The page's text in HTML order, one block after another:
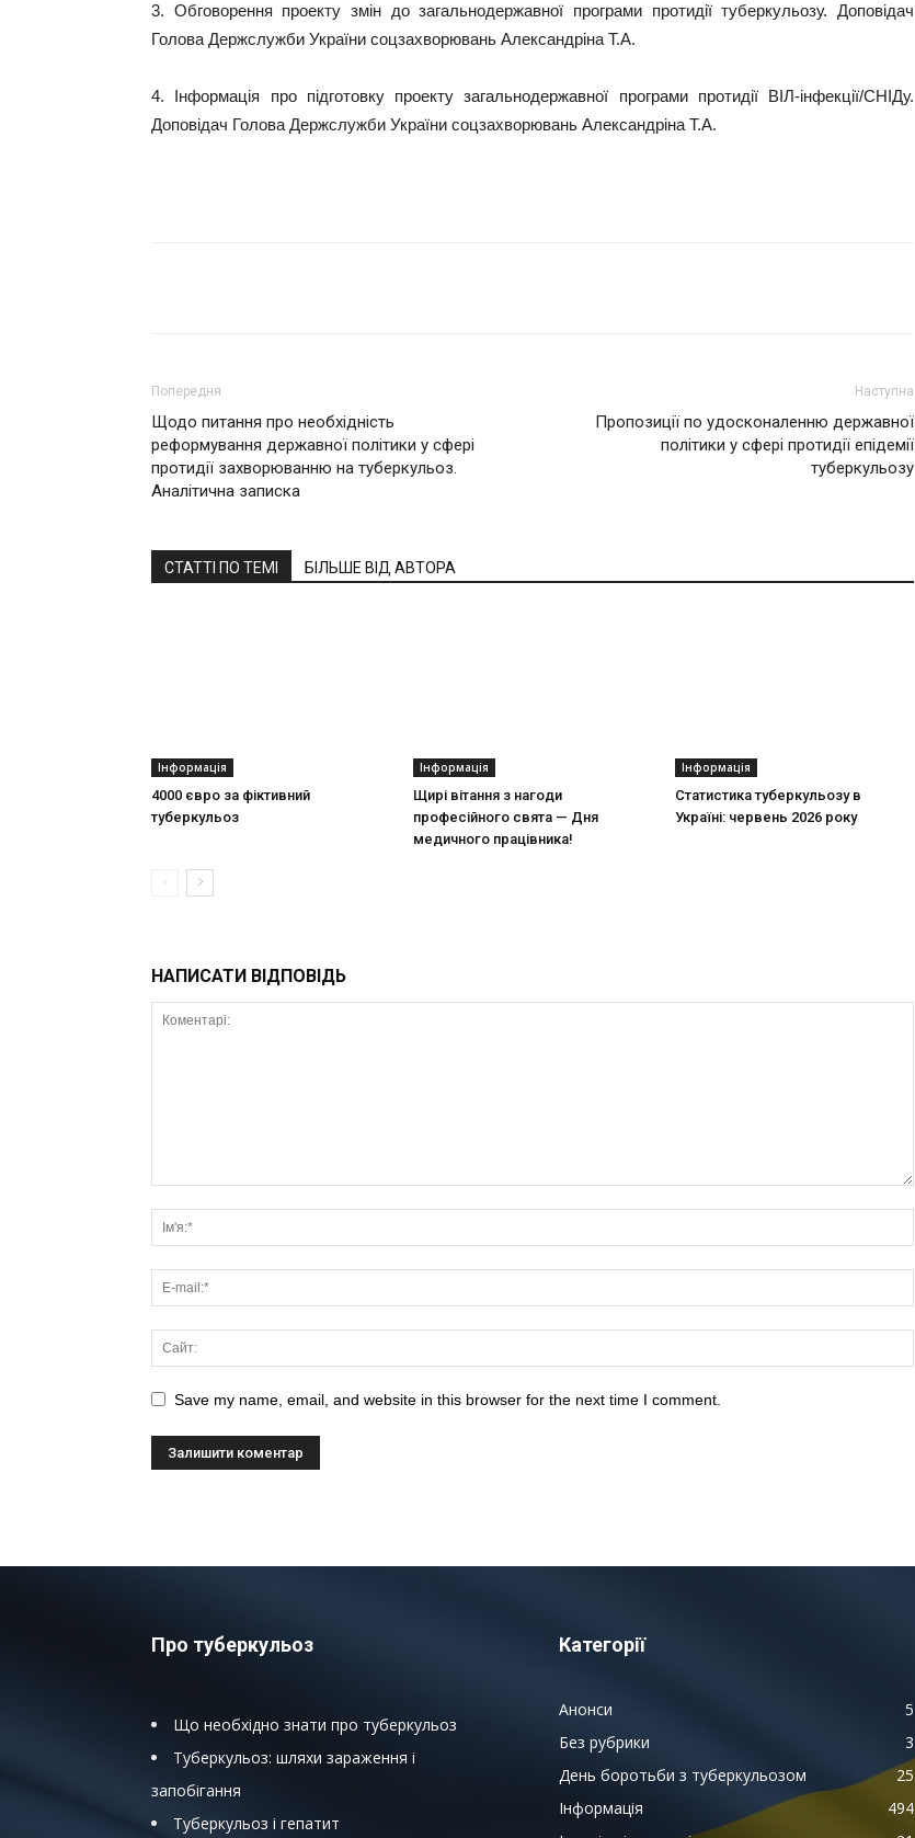
3. Обговорення проекту змін до загальнодержавної програми протидії туберкульозу. Доповідач
Голова Держслужби України соцзахворювань Александріна Т.А.
4. Інформація про підготовку проекту загальнодержавної програми протидії ВІЛ-інфекції/СНІДу.
Доповідач Голова Держслужби України соцзахворювань Александріна Т.А.
Попередня
Щодо питання про необхідність
реформування державної політики у сфері
протидії захворюванню на туберкульоз.
Аналітична записка
Наступна
Пропозиції по удосконаленню державної
політики у сфері протидії епідемії
туберкульозу
СТАТТІ ПО ТЕМІ БІЛЬШЕ ВІД АВТОРА
Інформація
4000 євро за фіктивний
туберкульоз
Інформація
Щирі вітання з нагоди
професійного свята — Дня
медичного працівника!
Інформація
Статистика туберкульозу в
Україні: червень 2026 року
НАПИСАТИ ВІДПОВІДЬ
Save my name, email, and website in this browser for the next time I comment.
Про туберкульоз
Що необхідно знати про туберкульоз
Туберкульоз: шляхи зараження і
запобігання
Туберкульоз і гепатит
Категорії
Анонси
5
Без рубрики
3
День боротьби з туберкульозом
25
Інформація
494